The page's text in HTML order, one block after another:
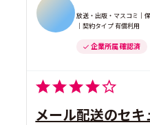
放送・出版・マスコミ｜
｜契約タイプ 有償利用
企業所属 確認済
メール配送のセ